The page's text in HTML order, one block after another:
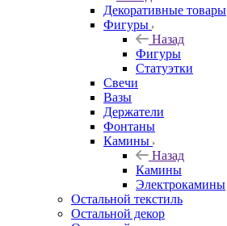
Декоративные товары
Фигуры
Назад
Фигуры
Статуэтки
Свечи
Вазы
Держатели
Фонтаны
Камины
Назад
Камины
Электрокамины
Остальной текстиль
Остальной декор